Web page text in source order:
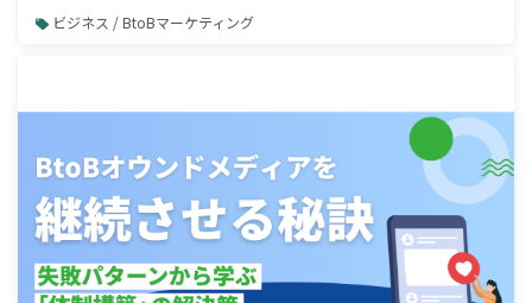
ビジネス / BtoBマーケティング